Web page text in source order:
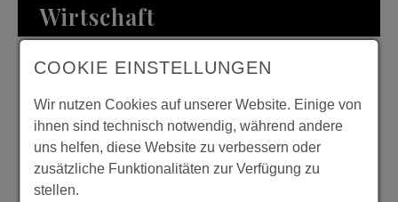
Wirtschaft
WIRTSCHAFT
KURTH MANUFAKTUR
COOKIE EINSTELLUNGEN
Wir nutzen Cookies auf unserer Website. Einige von
ihnen sind technisch notwendig, während andere
uns helfen, diese Website zu verbessern oder
zusätzliche Funktionalitäten zur Verfügung zu
stellen.